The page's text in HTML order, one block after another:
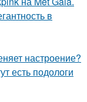
в
настроение?
есть подологи